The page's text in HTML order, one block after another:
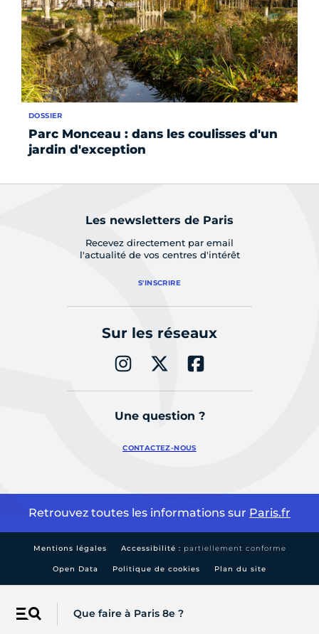
Menu Que faire à Paris 8e ?
Parc Monceau : dans les coulisses d'un
jardin d'exception
DOSSIER
Les newsletters de Paris
Recevez directement par email
l'actualité de vos centres d'intérêt
S'INSCRIRE
Sur les réseaux
Une question ?
CONTACTEZ-NOUS
Retrouvez toutes les informations sur Paris.fr
Mentions légales Accessibilité : partiellement conforme
Open Data Politique de cookies Plan du site